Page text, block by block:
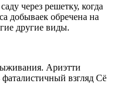
через решетку, когда
добываек обречена на
другие виды.
Ариэтти
взгляд Сё